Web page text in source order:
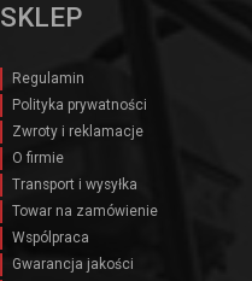
SKLEP
Regulamin
Polityka prywatności
Zwroty i reklamacje
O firmie
Transport i wysyłka
Towar na zamówienie
Wspólpraca
Gwarancja jakości